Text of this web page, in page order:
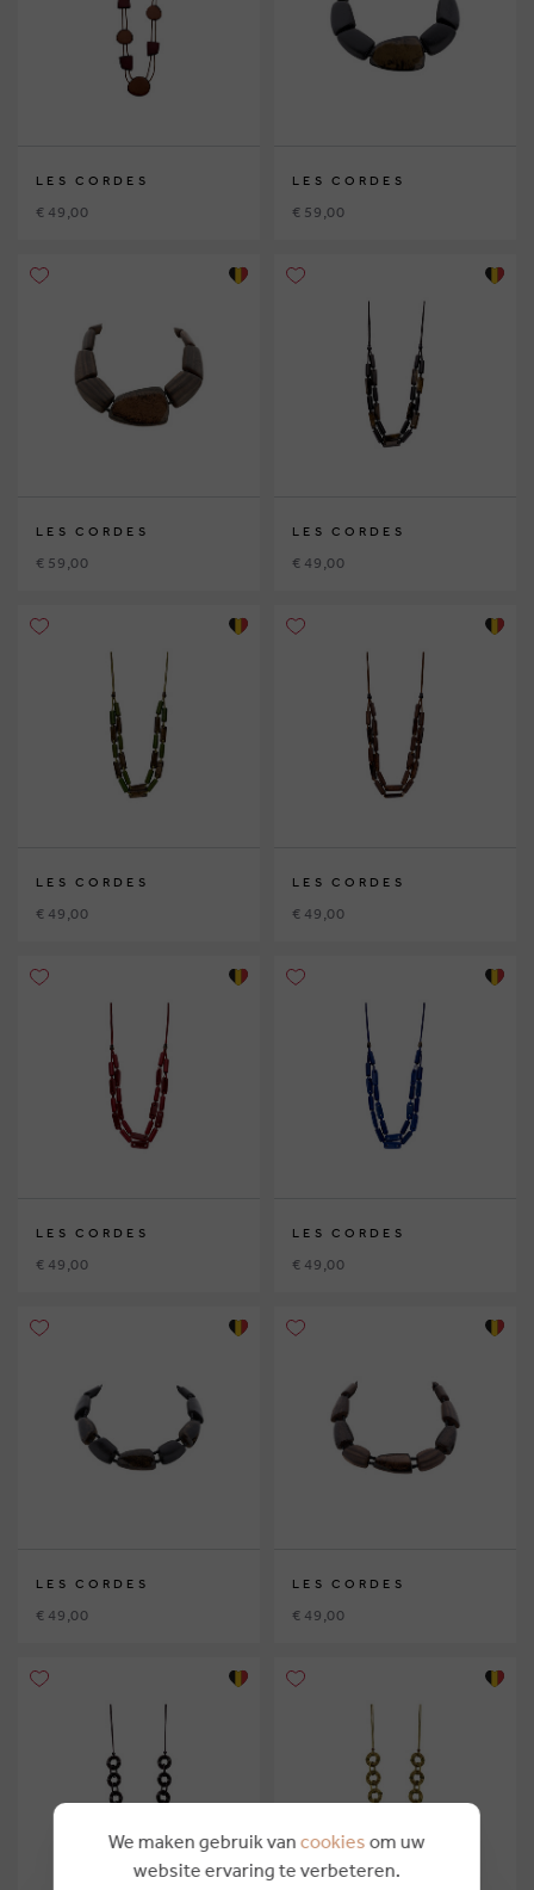
LES CORDES
€ 49,00
LES CORDES
€ 59,00
LES CORDES
€ 59,00
LES CORDES
€ 49,00
LES CORDES
€ 49,00
LES CORDES
€ 49,00
LES CORDES
€ 49,00
LES CORDES
€ 49,00
LES CORDES
€ 49,00
LES CORDES
€ 49,00
We maken gebruik van cookies om uw
website ervaring te verbeteren.